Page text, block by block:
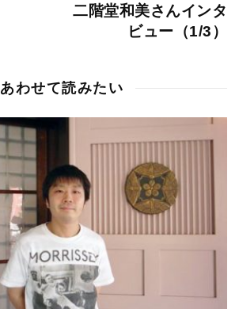
二階堂和美さんインタ
ビュー（1/3）
あわせて読みたい